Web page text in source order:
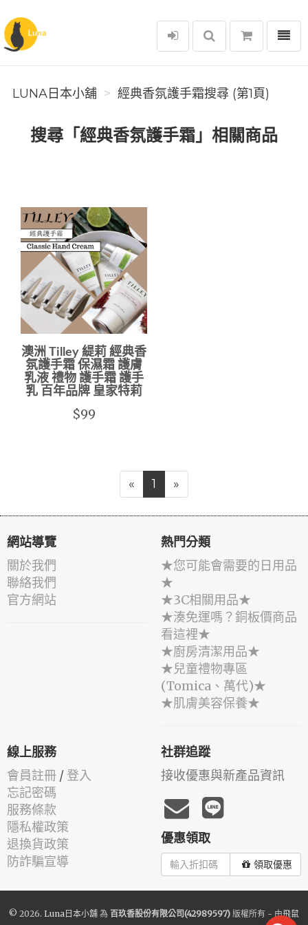
Luna日本小舖
選單
LUNA日本小舖 經典香氛護手霜搜尋 (第1頁)
搜尋「經典香氛護手霜」相關商品
澳洲 Tilley 緹莉 經典香
氛護手霜 保濕霜 護膚
乳液 禮物 護手霜 護手
乳 百年品牌 皇家特莉
$99
« 1 »
網站導覽
關於我們
聯絡我們
官方網站
熱門分類
★您可能會需要的日用品
★
★3C相關用品★
★湊免運嗎？銅板價商品
看這裡★
★廚房清潔用品★
★兒童禮物專區
(Tomica、萬代)★
★肌膚美容保養★
線上服務
會員註冊 / 登入
忘記密碼
服務條款
隱私權政策
退換貨政策
防詐騙宣導
社群追蹤
接收優惠與新產品資訊
優惠領取
領取優惠
© 2026. Luna日本小舖 為 百玖香股份有限公司(42989597) 版權所有 - 由飛鼠